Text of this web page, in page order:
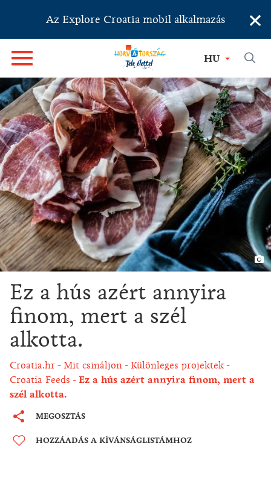
Az Explore Croatia mobil alkalmazás ×
HU
Ez a hús azért annyira
finom, mert a szél
alkotta.
Croatia.hr Mit csináljon
Különleges projektek
Croatia Feeds
Ez a hús azért annyira finom, mert a
szél alkotta.
MEGOSZTÁS
HOZZÁADÁS A KÍVÁNSÁGLISTÁMHOZ